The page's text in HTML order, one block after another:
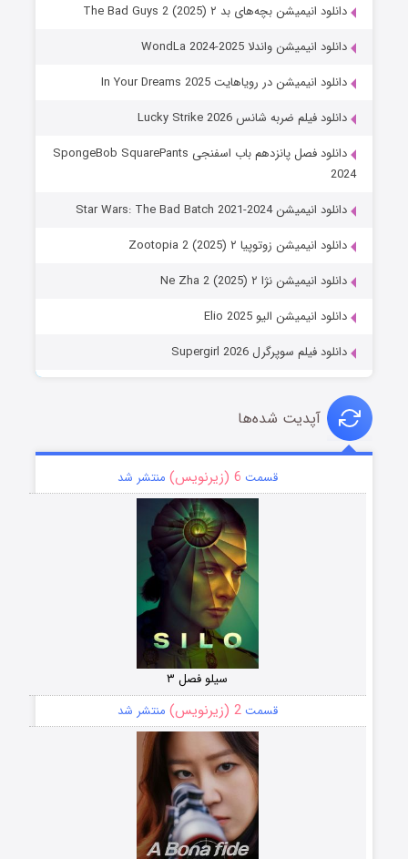
دانلود انیمیشن بچه‌های بد ۲ The Bad Guys 2 (2025)
دانلود انیمیشن واندلا WondLa 2024-2025
دانلود انیمیشن در رویاهایت In Your Dreams 2025
دانلود فیلم ضربه شانس Lucky Strike 2026
دانلود فصل پانزدهم باب اسفنجی SpongeBob SquarePants
2024
دانلود انیمیشن Star Wars: The Bad Batch 2021-2024
دانلود انیمیشن زوتوپیا ۲ Zootopia 2 (2025)
دانلود انیمیشن نژا ۲ Ne Zha 2 (2025)
دانلود انیمیشن الیو Elio 2025
دانلود فیلم سوپرگرل Supergirl 2026
آپدیت شده‌ها
قسمت 6 (زیرنویس) منتشر شد
سیلو فصل ۳
قسمت2 (زیرنویس) منتشر شد